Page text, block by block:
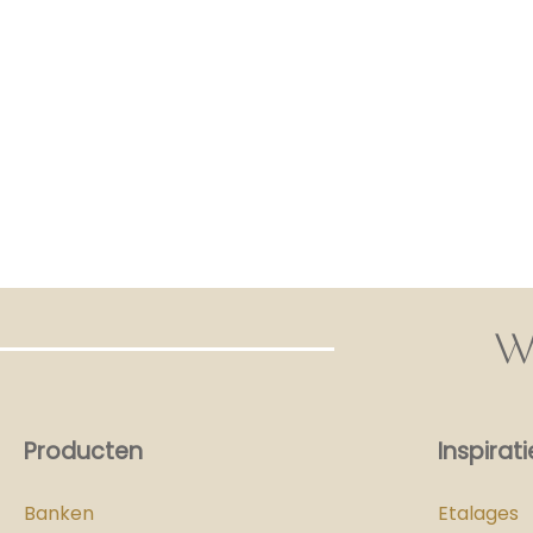
Producten
Banken Etalages